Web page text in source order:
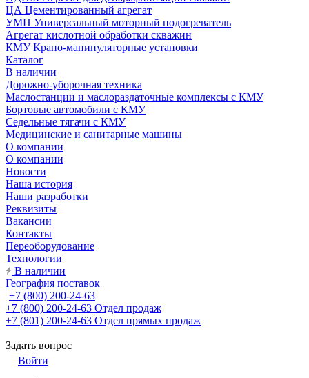
ЦА Цементированный агрегат
УМП Универсальный моторный подогреватель
Агрегат кислотной обработки скважин
КМУ Крано-манипуляторные установки
Каталог
В наличии
Дорожно-уборочная техника
Маслостанции и маслораздаточные комплексы с КМУ
Бортовые автомобили с КМУ
Седельные тягачи с КМУ
Медицинские и санитарные машины
О компании
О компании
Новости
Наша история
Наши разработки
Реквизиты
Вакансии
Контакты
Переоборудование
Технологии
В наличии
География поставок
+7 (800) 200-24-63
+7 (800) 200-24-63 Отдел продаж
+7 (801) 200-24-63 Отдел прямых продаж
Задать вопрос
Войти